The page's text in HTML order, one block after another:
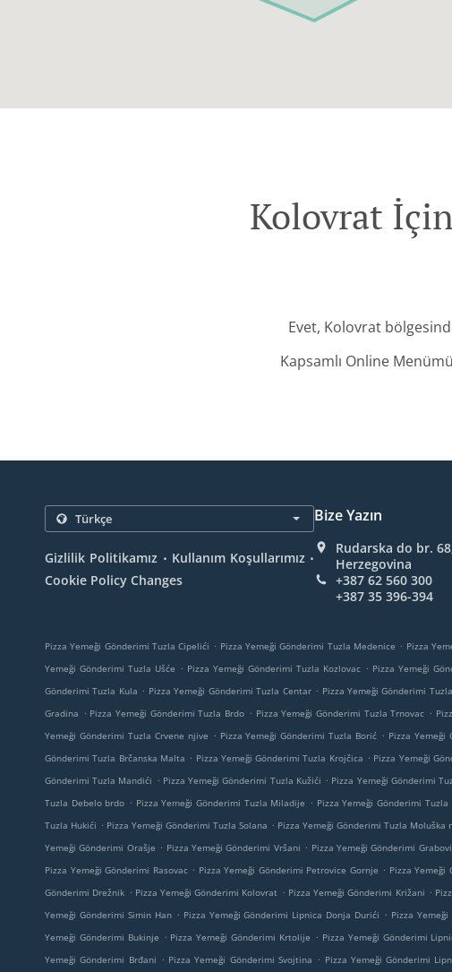
Kolovrat
Evet, Kolovrat
Kapsamlı Online
Gizlilik Politikamız . Kullanım Koşullarımız .
Cookie Policy Changes
Bize Yazın
Rudarska do br.
Herzegovina
+387 62 560 300
+387 35 396-394
Pizza Yemeği Gönderimi Tuzla Cipelići . Pizza Yemeği Gönderimi Tuzla Medenice . Pizza
Yemeği Gönderimi Tuzla Ušće . Pizza Yemeği Gönderimi Tuzla Kozlovac . Pizza Yemeği
Gönderimi Tuzla Kula . Pizza Yemeği Gönderimi Tuzla Centar . Pizza Yemeği Gönderimi
Gradina . Pizza Yemeği Gönderimi Tuzla Brdo . Pizza Yemeği Gönderimi Tuzla Trnovac .
Yemeği Gönderimi Tuzla Crvene njive . Pizza Yemeği Gönderimi Tuzla Borić . Pizza Yemeği
Gönderimi Tuzla Brčanska Malta . Pizza Yemeği Gönderimi Tuzla Krojčica . Pizza Yemeği
Gönderimi Tuzla Mandići . Pizza Yemeği Gönderimi Tuzla Kužići . Pizza Yemeği Gönderimi
Tuzla Debelo brdo . Pizza Yemeği Gönderimi Tuzla Miladije . Pizza Yemeği Gönderimi Tuzla
Tuzla Hukići . Pizza Yemeği Gönderimi Tuzla Solana . Pizza Yemeği Gönderimi Tuzla Moluška
Yemeği Gönderimi Orašje . Pizza Yemeği Gönderimi Vršani . Pizza Yemeği Gönderimi
Pizza Yemeği Gönderimi Rasovac . Pizza Yemeği Gönderimi Petrovice Gornje . Pizza Yemeği
Gönderimi Drežnik . Pizza Yemeği Gönderimi Kolovrat . Pizza Yemeği Gönderimi Križani .
Yemeği Gönderimi Simin Han . Pizza Yemeği Gönderimi Lipnica Donja Durići . Pizza
Yemeği Gönderimi Bukinje . Pizza Yemeği Gönderimi Krtolije . Pizza Yemeği Gönderimi
Yemeği Gönderimi Brđani . Pizza Yemeği Gönderimi Svojtina . Pizza Yemeği Gönderimi